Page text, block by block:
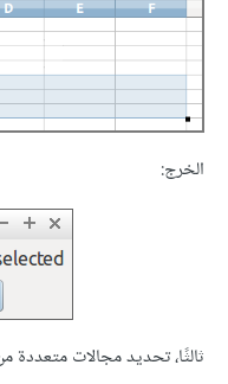
الخرج:
ثالثًا، تحديد مجالات متعددة